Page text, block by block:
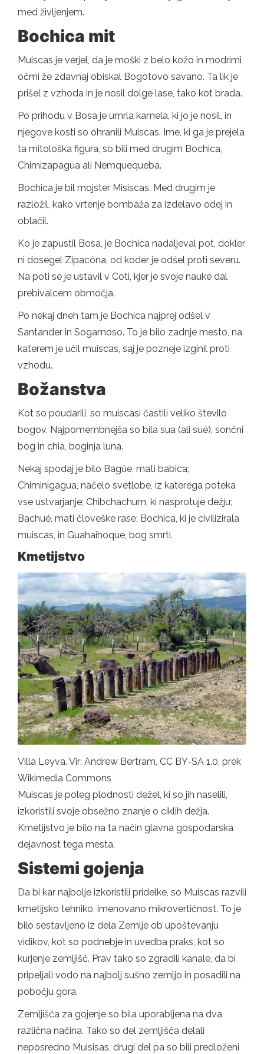
med življenjem.
Bochica mit
Muiscas je verjel, da je moški z belo kožo in modrimi
očmi že zdavnaj obiskal Bogotovo savano. Ta lik je
prišel z vzhoda in je nosil dolge lase, tako kot brada.
Po prihodu v Bosa je umrla kamela, ki jo je nosil, in
njegove kosti so ohranili Muiscas. Ime, ki ga je prejela
ta mitološka figura, so bili med drugim Bochica,
Chimizapagua ali Nemquequeba.
Bochica je bil mojster Misiscas. Med drugim je
razložil, kako vrtenje bombaža za izdelavo odej in
oblačil.
Ko je zapustil Bosa, je Bochica nadaljeval pot, dokler
ni dosegel Zipacóna, od koder je odšel proti severu.
Na poti se je ustavil v Coti, kjer je svoje nauke dal
prebivalcem območja.
Po nekaj dneh tam je Bochica najprej odšel v
Santander in Sogamoso. To je bilo zadnje mesto, na
katerem je učil muiscas, saj je pozneje izginil proti
vzhodu.
Božanstva
Kot so poudarili, so muiscasi častili veliko število
bogov. Najpomembnejša so bila sua (ali sué), sončni
bog in chia, boginja luna.
Nekaj ​​spodaj je bilo Bagüe, mati babica;
Chiminigagua, načelo svetlobe, iz katerega poteka
vse ustvarjanje; Chibchachum, ki nasprotuje dežju;
Bachué, mati človeške rase; Bochica, ki je civilizirala
muiscas, in Guahaihoque, bog smrti.
Kmetijstvo
Villa Leyva. Vir: Andrew Bertram, CC BY-SA 1.0, prek
Wikimedia Commons
Muiscas je poleg plodnosti dežel, ki so jih naselili,
izkoristili svoje obsežno znanje o ciklih dežja.
Kmetijstvo je bilo na ta način glavna gospodarska
dejavnost tega mesta.
Sistemi gojenja
Da bi kar najbolje izkoristili pridelke, so Muiscas razvili
kmetijsko tehniko, imenovano mikrovertičnost. To je
bilo sestavljeno iz dela Zemlje ob upoštevanju
vidikov, kot so podnebje in uvedba praks, kot so
kurjenje zemljišč. Prav tako so zgradili kanale, da bi
pripeljali vodo na najbolj sušno zemljo in posadili na
pobočju gora.
Zemljišča za gojenje so bila uporabljena na dva
različna načina. Tako so del zemljišča delali
neposredno Muisisas, drugi del pa so bili predloženi